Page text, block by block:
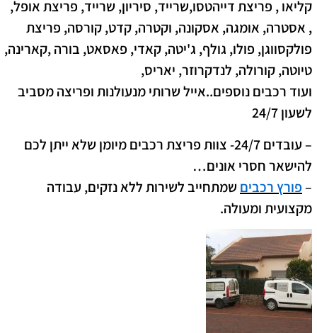
קליאו , פריצת דייהטסו,שרייד, סיריון, שרייד, פריצת אופל,
, אסטרה, אומגה, אסקונה, וקטרה, קדט, קורסה, פריצת
פולקסווגן, פולו, גולף, ג'יטה, קאדי, פאסאט, בורה ,קארינה,
טיוטה, קורולה, לנדקרוזר, יאריס,
ועוד רכבים נוספים..אייל שרותי מנעולנות ופריצה מסביב
לשעון 24/7
– עובדים 24/7- צוות פריצת רכבים מיומן שלא ייתן לכם
להישאר חסרי אונים…
–פורץ רכבים שמתחייב לשירות ללא נזקים, עבודה
מקצועית ומעולה.